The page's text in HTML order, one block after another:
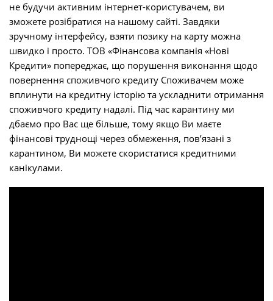
не будучи активним інтернет-користувачем, ви
зможете розібратися на нашому сайті. Завдяки
зручному інтерфейсу, взяти позику на карту можна
швидко і просто. ТОВ «Фінансова компанія «Нові
Кредити» попереджає, що порушення виконання щодо
повернення споживчого кредиту Споживачем може
вплинути на кредитну історію та ускладнити отримання
споживчого кредиту надалі. Під час карантину ми
дбаємо про Вас ще більше, тому якщо Ви маєте
фінансові труднощі через обмеження, пов’язані з
карантином, Ви можете скористатися кредитними
канікулами.